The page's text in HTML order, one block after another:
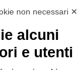
email richiesti durante
In tutti i casi,
hai fornito possano
di opt-in o opt-out
non necessari ✕
alcuni
e utenti